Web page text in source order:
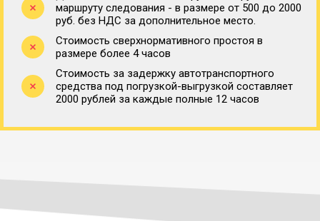
маршруту следования - в размере от 500 до 2000
руб. без НДС за дополнительное место.
Стоимость сверхнормативного простоя в
размере более 4 часов
Стоимость за задержку автотранспортного
средства под погрузкой-выгрузкой составляет
2000 рублей за каждые полные 12 часов